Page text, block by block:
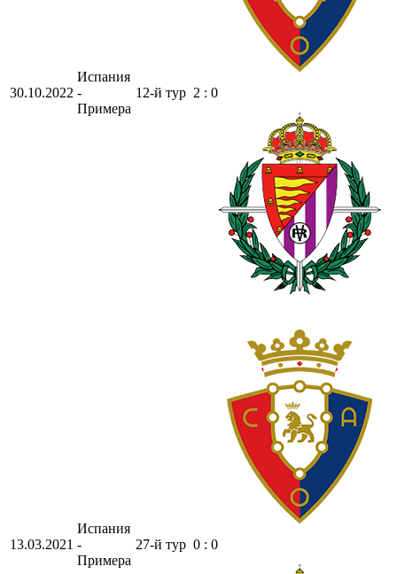
30.10.2022
Испания
-
Примера
12-й тур 2 : 0
13.03.2021
Испания
-
Примера
27-й тур 0 : 0